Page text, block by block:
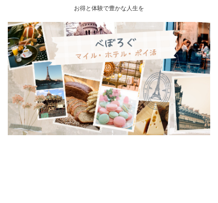
お得と体験で豊かな人生を